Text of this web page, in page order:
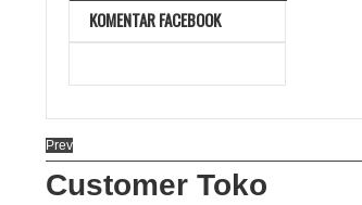
KOMENTAR FACEBOOK
Prev
Customer Toko